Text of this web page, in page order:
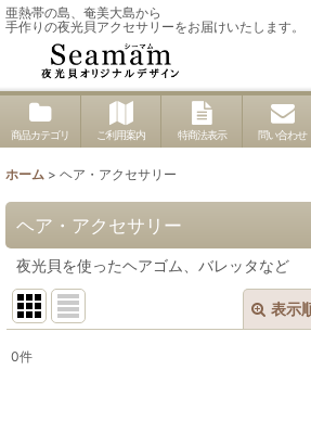
亜熱帯の島、奄美大島から
手作りの夜光貝アクセサリーをお届けいたします。
商品カテゴリ ご利用案内 特商法表示 問い合わせ
ホーム > ヘア・アクセサリー
ヘア・アクセサリー
夜光貝を使ったヘアゴム、バレッタなど
表示
0件